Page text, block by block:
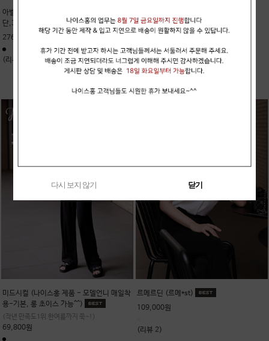
아벨스 (나이스홍 제품 - 수입 밀파원
단,300만원대 에르메* st)
276,000원
(리뷰 10)
(품절)
(리뷰 24)
미드시컬 (나이스홍 제품 - 모델언니 매일착
용-기본, 롱 초이스 가능^^)
(작년 만족도1위.한여름까지 쭉~!)
69,800원
르메르딘 (르메*st)
109,000원
(리뷰 2)
다시 보지 않기 닫기